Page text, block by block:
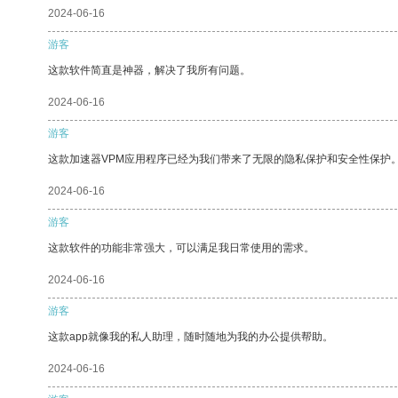
2024-06-16
游客
这款软件简直是神器，解决了我所有问题。
2024-06-16
游客
这款加速器VPM应用程序已经为我们带来了无限的隐私保护和安全性保护
2024-06-16
游客
这款软件的功能非常强大，可以满足我日常使用的需求。
2024-06-16
游客
这款app就像我的私人助理，随时随地为我的办公提供帮助。
2024-06-16